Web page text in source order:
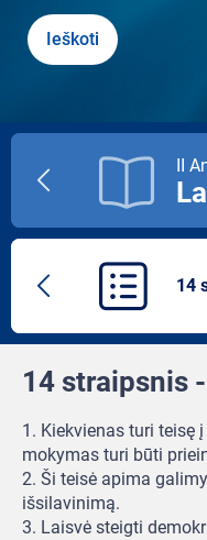
II
Previous
14
14 straipsnis
1. Kiekvienas turi teisę
mokymas turi būti
2. Ši teisė apima
išsilavinimą.
3. Laisvė steigti